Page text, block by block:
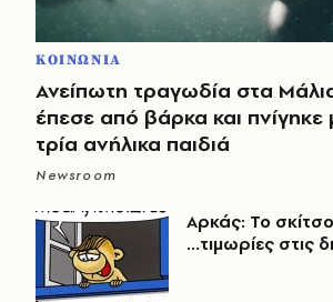
ΚΟΙΝΩΝΙΑ
Ανείπωτη τραγωδία στα
έπεσε από βάρκα και
τρία ανήλικα παιδιά
Newsroom
Αρκάς: Το σκίτσο
...τιμωρίες στις